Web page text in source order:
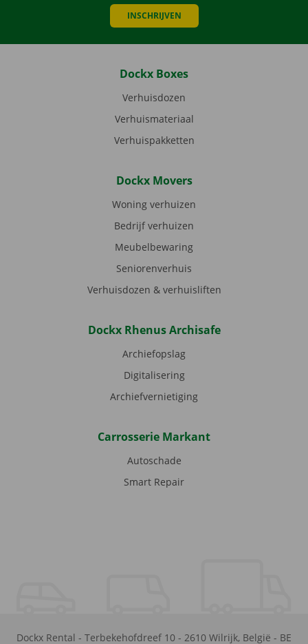
INSCHRIJVEN
Dockx Boxes
Verhuisdozen
Verhuismateriaal
Verhuispakketten
Dockx Movers
Woning verhuizen
Bedrijf verhuizen
Meubelbewaring
Seniorenverhuis
Verhuisdozen & verhuisliften
Dockx Rhenus Archisafe
Archiefopslag
Digitalisering
Archiefvernietiging
Carrosserie Markant
Autoschade
Smart Repair
Dockx Rental - Terbekehofdreef 10 - 2610 Wilrijk, België - BE